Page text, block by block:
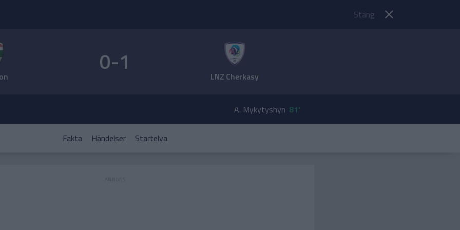
Stäng
0-1 LNZ Cherkasy
A. Mykytyshyn 81'
Fakta Händelser Startelva